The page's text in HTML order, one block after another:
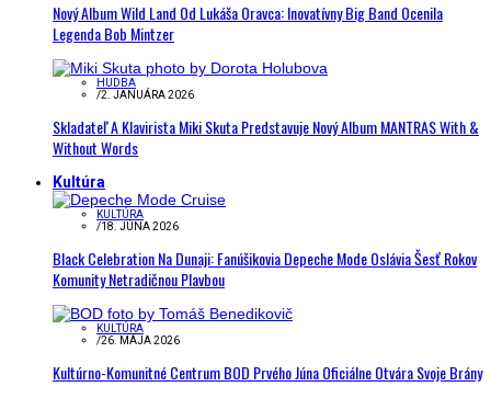
Nový Album Wild Land Od Lukáša Oravca: Inovatívny Big Band Ocenila
Legenda Bob Mintzer
HUDBA
/2. JANUÁRA 2026
Skladateľ A Klavirista Miki Skuta Predstavuje Nový Album MANTRAS With &
Without Words
Kultúra
KULTÚRA
/18. JÚNA 2026
Black Celebration Na Dunaji: Fanúšikovia Depeche Mode Oslávia Šesť Rokov
Komunity Netradičnou Plavbou
KULTÚRA
/26. MÁJA 2026
Kultúrno-Komunitné Centrum BOD Prvého Júna Oficiálne Otvára Svoje Brány